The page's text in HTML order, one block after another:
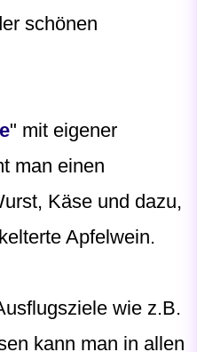
schönen
" mit eigener
man einen
Käse und dazu,
Apfelwein.
wie z.B.
kann man in allen